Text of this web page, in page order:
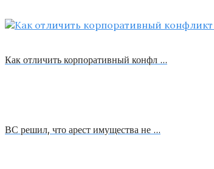
Как отличить корпоративный конфл …
ВС решил, что арест имущества не …